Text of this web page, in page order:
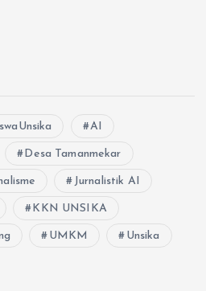
AI
Desa Tamanmekar
Jurnalistik AI
KKN UNSIKA
UMKM Unsika